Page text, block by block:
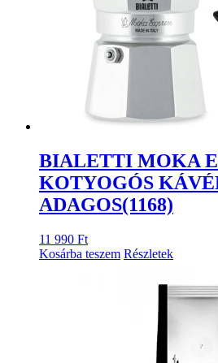
BIALETTI MOKA
KOTYOGÓS
ADAGOS(1168)
11 990 Ft
Kosárba teszem Részletek